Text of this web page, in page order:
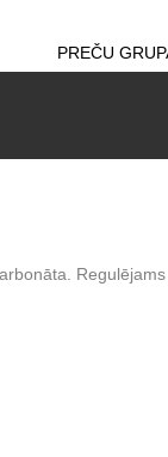
PREČU
Regulējams